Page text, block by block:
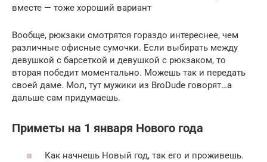
вместе — тоже хороший вариант
Вообще, рюкзаки смотрятся гораздо интереснее, чем
различные офисные сумочки. Если выбирать между
девушкой с барсеткой и девушкой с рюкзаком, то
вторая победит моментально. Можешь так и передать
своей даме. Мол, тут мужики из BroDude говорят…а
дальше сам придумаешь.
Приметы на 1 января Нового года
Как начнешь Новый год, так его и проживешь.